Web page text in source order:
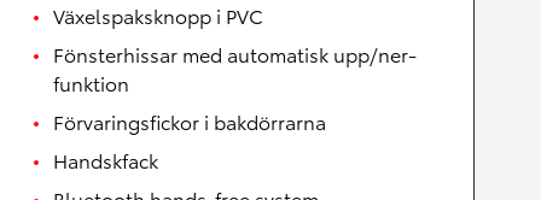
Växelspaksknopp i PVC
Fönsterhissar med automatisk upp/ner-
funktion
Förvaringsfickor i bakdörrarna
Handskfack